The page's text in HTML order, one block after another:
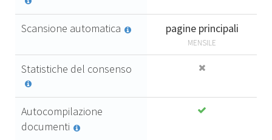
Scansione automatica pagine principali
MENSILE
Statistiche del consenso
Autocompilazione
documenti